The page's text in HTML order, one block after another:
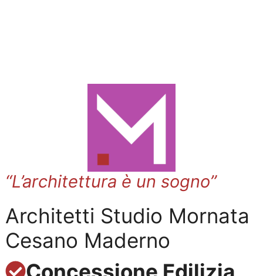
“L’architettura è un sogno”
Architetti Studio Mornata
Cesano Maderno